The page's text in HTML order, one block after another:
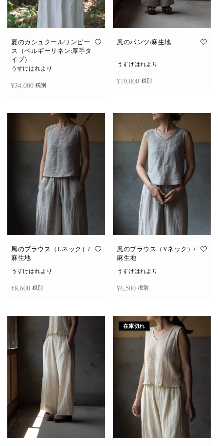
夏のカシュクールワンピー
ス（ベルギーリネン:厚手タ
イプ）
うすけはれより
¥34,000 税別
風のパンツ/麻生地
うすけはれより
¥19,000 税別
風のブラウス（Uネック）/
麻生地
うすけはれより
¥8,600 税別
の
商
品
に
は
複
数
の
バ
リ
エ
ー
シ
ョ
ン
が
あ
ま
風のブラウス（Vネック）/
麻生地
うすけはれより
¥6,500 税別
の
商
品
に
は
複
数
の
バ
リ
エ
ー
シ
ョ
ン
が
あ
り
ま
在庫切れ